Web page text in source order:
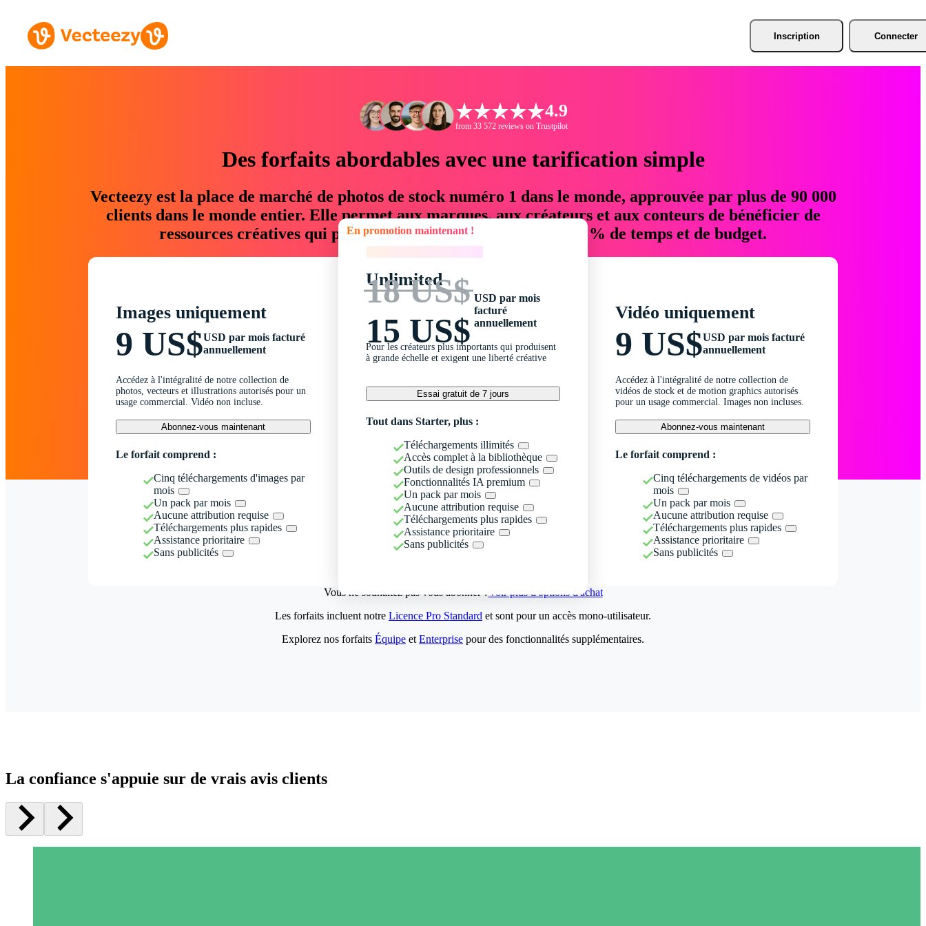
Inscription Connecter
4.9
from 33 572 reviews on Trustpilot
Des forfaits abordables avec une tarification simple
Vecteezy est la place de marché de photos de stock numéro 1 dans le monde, approuvée par plus de 90 000
clients dans le monde entier. Elle permet aux marques, aux créateurs et aux conteurs de bénéficier de
ressources créatives qui permettent d'économiser jusqu'à 76 % de temps et de budget.
Images uniquement
9 US$USD par mois facturé
annuellement
Accédez à l'intégralité de notre collection de
photos, vecteurs et illustrations autorisés pour un
usage commercial. Vidéo non incluse.
Abonnez-vous maintenant
Le forfait comprend :
Cinq téléchargements d'images par
mois
Un pack par mois
Aucune attribution requise
Téléchargements plus rapides
Assistance prioritaire
Sans publicités
En promotion maintenant !
Unlimited
18 US$
15 US$
USD par mois
facturé
annuellement
Pour les créateurs plus importants qui produisent
à grande échelle et exigent une liberté créative
Essai gratuit de 7 jours
Tout dans Starter, plus :
Téléchargements illimités
Accès complet à la bibliothèque
Outils de design professionnels
Fonctionnalités IA premium
Un pack par mois
Aucune attribution requise
Téléchargements plus rapides
Assistance prioritaire
Sans publicités
Vidéo uniquement
9 US$USD par mois facturé
annuellement
Accédez à l'intégralité de notre collection de
vidéos de stock et de motion graphics autorisés
pour un usage commercial. Images non incluses.
Abonnez-vous maintenant
Le forfait comprend :
Cinq téléchargements de vidéos par
mois
Un pack par mois
Aucune attribution requise
Téléchargements plus rapides
Assistance prioritaire
Sans publicités
Vous ne souhaitez pas vous abonner ?Voir plus d'options d'achat
Les forfaits incluent notre Licence Pro Standard et sont pour un accès mono-utilisateur.
Explorez nos forfaits Équipe et Enterprise pour des fonctionnalités supplémentaires.
La confiance s'appuie sur de vrais avis clients